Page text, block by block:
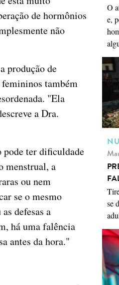
de hormônios
não
produção de
também
"Ela
a Dra.
ter dificuldade
menstrual, a
ou nem
se o mesmo
defesas a
há uma falência
antes da hora."
O
e,
se